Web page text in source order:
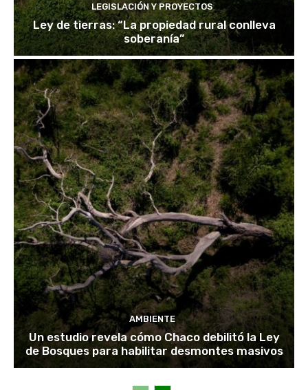
LEGISLACIÓN Y PROYECTOS
Ley de tierras: “La propiedad rural conlleva
soberanía”
AMBIENTE
Un estudio revela cómo Chaco debilitó la Ley
de Bosques para habilitar desmontes masivos